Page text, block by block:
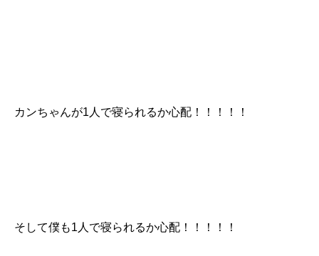
カンちゃんが1人で寝られるか心配！！！！！
そして僕も1人で寝られるか心配！！！！！